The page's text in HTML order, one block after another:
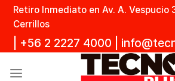
Skip
content
Retiro Inmediato en Av. A. Vespucio
Cerrillos
+56 2 2227 4000